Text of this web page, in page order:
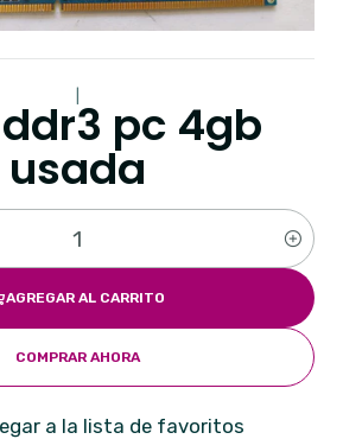
pc 4gb
usada
AGREGAR AL CARRITO
COMPRAR AHORA
a la lista de favoritos